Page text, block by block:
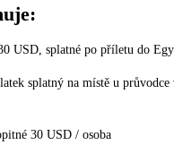
USD, splatné po příletu do
splatný na místě u
30 USD / osoba